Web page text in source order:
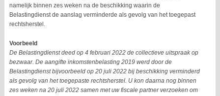
namelijk binnen zes weken na de beschikking waarin de
Belastingdienst de aanslag verminderde als gevolg van het toegepast
rechtsherstel.
Voorbeeld
De Belastingdienst deed op 4 februari 2022 de collectieve uitspraak op
bezwaar. De aangifte inkomstenbelasting 2019 werd door de
Belastingdienst bijvoorbeeld op 20 juli 2022 bij beschikking verminderd
als gevolg van het toegepaste rechtsherstel. U kon daarna nog binnen
zes weken na 20 juli 2022 samen met uw fiscale partner verzoeken om